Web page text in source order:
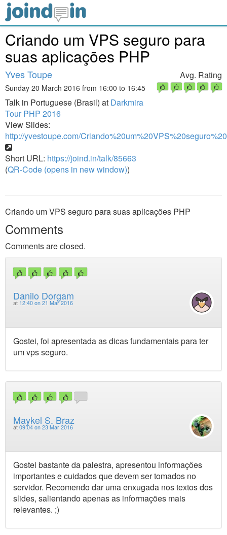
Criando um VPS seguro para
suas aplicações PHP
Yves Toupe
Sunday 20 March 2016 from 16:00 to 16:45
Talk in Portuguese (Brasil) at Darkmira
Tour PHP 2016
View Slides:
http://yvestoupe.com/
Short URL: https://joind.in/talk/85663
(QR-Code (opens in new window))
Avg. Rating
Criando um VPS seguro para suas aplicações PHP
Comments
Comments are closed.
Danilo Dorgam
at 12:40 on 21 Mar 2016
Gostei, foi apresentada as dicas fundamentais para ter
um vps seguro.
Maykel S. Braz
at 09:04 on 23 Mar 2016
Gostei bastante da palestra, apresentou informações
importantes e cuidados que devem ser tomados no
servidor. Recomendo dar uma enxugada nos textos dos
slides, salientando apenas as informações mais
relevantes. ;)